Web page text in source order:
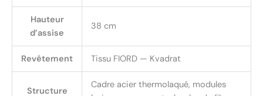
Hauteur
d’assise
38 cm
Revêtement Tissu FIORD — Kvadrat
Structure
Cadre acier thermolaqué, modules